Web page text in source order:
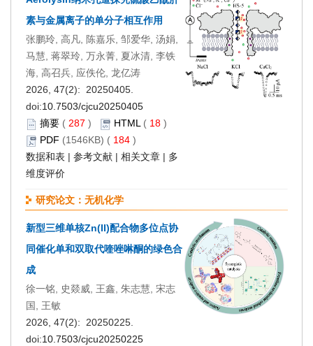
素与金属离子的单分子相互作用
张鹏玲, 高凡, 陈嘉乐, 邹爱华, 汤娟,
马慧, 蒋翠玲, 万永菁, 夏冰清, 李铁
海, 高召兵, 应佚伦, 龙亿涛
2026, 47(2): 20250405.
doi:10.7503/cjcu20250405
摘要 ( 287 ) HTML( 18 )
PDF (1546KB) ( 184 )
数据和表 | 参考文献 | 相关文章 | 多
维度评价
研究论文：无机化学
新型三维单核Zn(II)配合物多位点协
同催化单和双取代喹唑啉酮的绿色合
成
徐一铭, 史燚威, 王鑫, 朱志慧, 宋志
国, 王敏
2026, 47(2): 20250225.
doi:10.7503/cjcu20250225